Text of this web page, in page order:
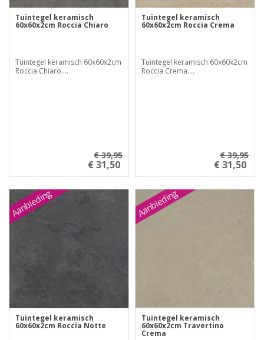
Tuintegel keramisch
60x60x2cm Roccia Chiaro
Tuintegel keramisch 60x60x2cm
Roccia Chiaro....
€ 39,95
€ 31,50
Tuintegel keramisch
60x60x2cm Roccia Crema
Tuintegel keramisch 60x60x2cm
Roccia Crema....
€ 39,95
€ 31,50
Aanbieding
Tuintegel keramisch
60x60x2cm Roccia Notte
Aanbieding
Tuintegel keramisch
60x60x2cm Travertino
Crema